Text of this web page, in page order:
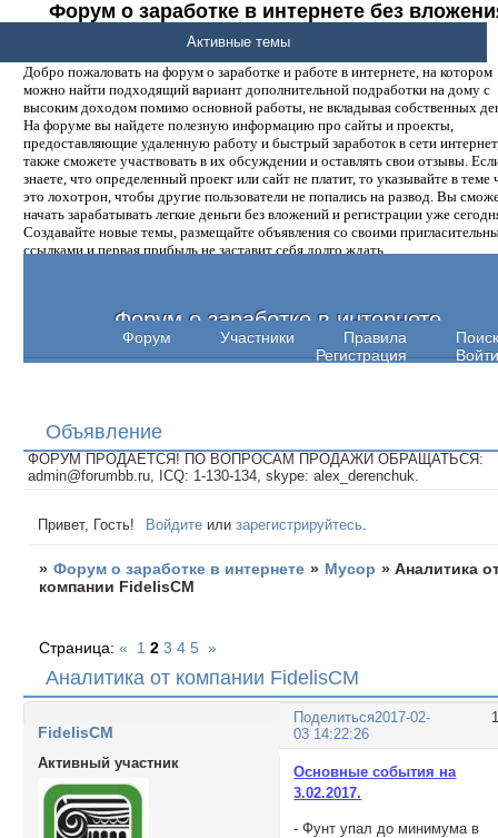
Форум о заработке в интернете без
денег.
Добро пожаловать на форум о заработке и работе в интернете, на котором
можно найти подходящий вариант дополнительной подработки на дому с
высоким доходом помимо основной работы, не вкладывая собственных
На форуме вы найдете полезную информацию про сайты и проекты,
предоставляющие удаленную работу и быстрый заработок в сети
также сможете участвовать в их обсуждении и оставлять свои отзывы.
знаете, что определенный проект или сайт не платит, то указывайте в теме
это лохотрон, чтобы другие пользователи не попались на развод. Вы
начать зарабатывать легкие деньги без вложений и регистрации уже
Создавайте новые темы, размещайте объявления со своими
ссылками и первая прибыль не заставит себя долго ждать.
Форум о заработке в интернете
Форум Участники Правила
Поиск
Регистрация
Войти
Активные темы
Объявление
ФОРУМ ПРОДАЕТСЯ! ПО ВОПРОСАМ ПРОДАЖИ ОБРАЩАТЬСЯ:
admin@forumbb.ru, ICQ: 1-130-134, skype: alex_derenchuk.
Привет, Гость! Войдите илизарегистрируйтесь
» Форум о заработке в интернете » Мусор »Аналитика
компании FidelisCM
Аналитика от компании FidelisCM
Страница:« 1 2 3 4 5 »
Поделиться2017-02-
03 14:22:26
FidelisCM
Активный участник
Основные события на
3.02.2017.
- Фунт упал до минимума в